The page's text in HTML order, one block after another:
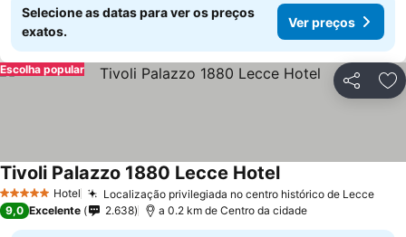
Selecione as datas para ver os preços
exatos.
Ver preços
Partilhar
Escolha popular
5 Estrelas Hotel Localização privilegiada no centro histórico de Lecce
Tivoli Palazzo 1880 Lecce Hotel
9,0 Excelente 2.638 a 0.2 km de Centro da cidade